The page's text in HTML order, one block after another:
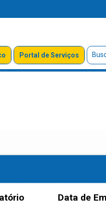
Portal de Serviços
Data de